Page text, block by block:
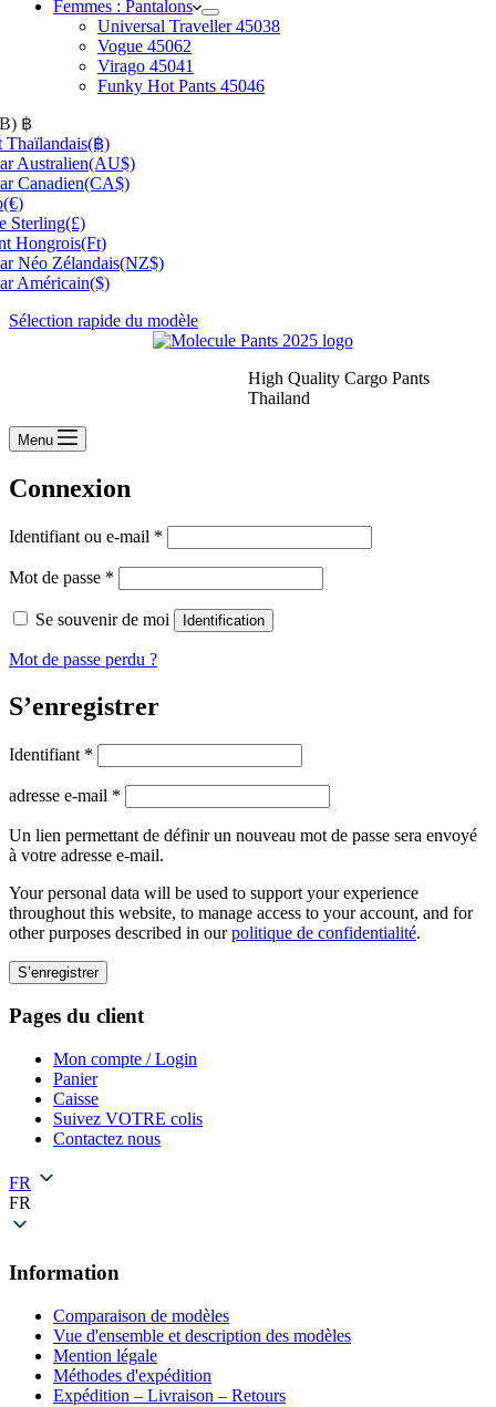
Femmes : Pantalons
Universal Traveller 45038
Vogue 45062
Virago 45041
Funky Hot Pants 45046
฿
Thaïlandais(฿)
Australien(AU$)
Canadien(CA$)
(€)
Sterling(£)
Hongrois(Ft)
Néo Zélandais(NZ$)
Américain($)
Sélection rapide du modèle
High Quality Cargo Pants
Thailand
Menu
Connexion
Identifiant ou e-mail *
Mot de passe *
Se souvenir de moi Identification
Mot de passe perdu ?
S’enregistrer
Identifiant *
adresse e-mail *
Un lien permettant de définir un nouveau mot de passe sera envoyé
à votre adresse e-mail.
Your personal data will be used to support your experience
throughout this website, to manage access to your account, and for
other purposes described in ourpolitique de confidentialité.
S’enregistrer
Pages du client
Mon compte / Login
Panier
Caisse
Suivez VOTRE colis
Contactez nous
FR
FR
Information
Comparaison de modèles
Vue d'ensemble et description des modèles
Mention légale
Méthodes d'expédition
Expédition – Livraison – Retours